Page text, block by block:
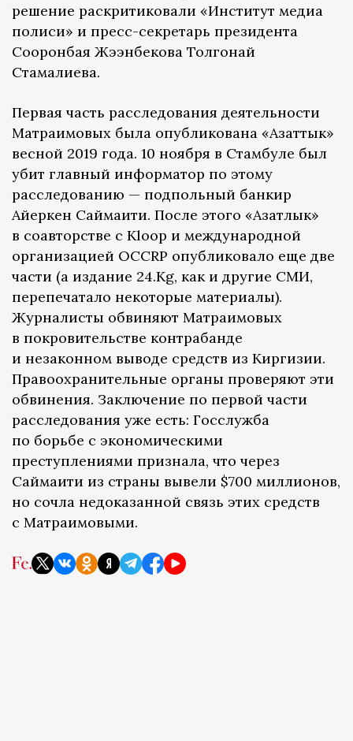
решение раскритиковали «Институт медиа
полиси» и пресс-секретарь президента
Сооронбая Жээнбекова Толгонай
Стамалиева.
Первая часть расследования деятельности
Матраимовых была опубликована «Азаттык»
весной 2019 года. 10 ноября в Стамбуле был
убит главный информатор по этому
расследованию — подпольный банкир
Айеркен Саймаити. После этого «Азатлык»
в соавторстве с Kloop и международной
организацией OCCRP опубликовало еще две
части (а издание 24.Kg, как и другие СМИ,
перепечатало некоторые материалы).
Журналисты обвиняют Матраимовых
в покровительстве контрабанде
и незаконном выводе средств из Киргизии.
Правоохранительные органы проверяют эти
обвинения. Заключение по первой части
расследования уже есть: Госслужба
по борьбе с экономическими
преступлениями признала, что через
Саймаити из страны вывели $700 миллионов,
но сочла недоказанной связь этих средств
с Матраимовыми.